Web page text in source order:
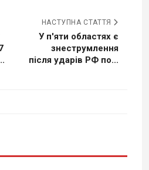
НАСТУПНА СТАТТЯ
У п'яти областях є
знеструмлення
після ударів РФ по...